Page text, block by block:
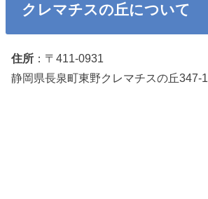
クレマチスの丘について
住所 ：〒411-0931
静岡県長泉町東野クレマチスの丘347-1